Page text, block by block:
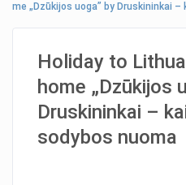
me „Dzūkijos uoga” by Druskininkai
Holiday to
home „Dzūkijos
Druskininkai –
sodybos nuoma